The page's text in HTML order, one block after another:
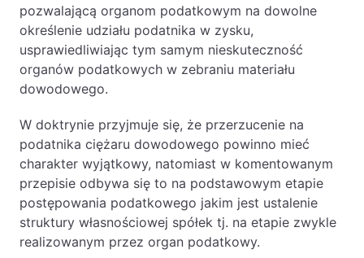
pozwalającą organom podatkowym na dowolne
określenie udziału podatnika w zysku,
usprawiedliwiając tym samym nieskuteczność
organów podatkowych w zebraniu materiału
dowodowego.
W doktrynie przyjmuje się, że przerzucenie na
podatnika ciężaru dowodowego powinno mieć
charakter wyjątkowy, natomiast w komentowanym
przepisie odbywa się to na podstawowym etapie
postępowania podatkowego jakim jest ustalenie
struktury własnościowej spółek tj. na etapie zwykle
realizowanym przez organ podatkowy.